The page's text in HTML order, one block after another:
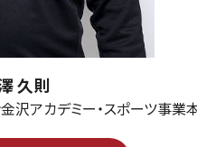
久則
沢アカデミー・スポーツ事業